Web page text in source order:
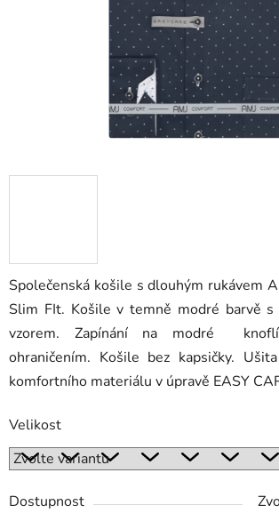
Společenská košile s dlouhým rukávem
Slim FIt. Košile v temně modré barvě
vzorem. Zapínání na modré
ohraničením. Košile bez kapsičky.
komfortního materiálu v úpravě EASY
Velikost
Dostupnost